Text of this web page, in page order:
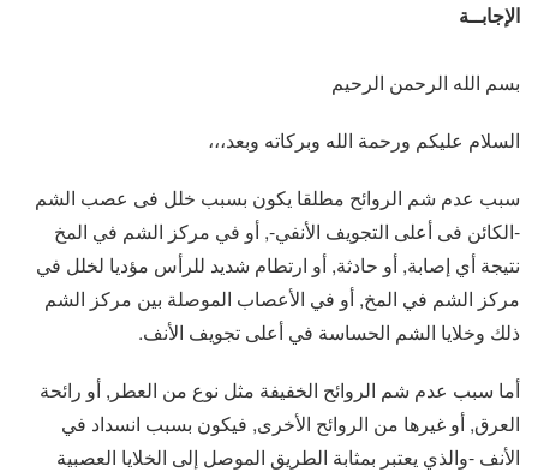
الإجابــة
بسم الله الرحمن الرحيم
السلام عليكم ورحمة الله وبركاته وبعد،،،
سبب عدم شم الروائح مطلقا يكون بسبب خلل فى عصب الشم
-الكائن فى أعلى التجويف الأنفي-, أو في مركز الشم في المخ
نتيجة أي إصابة, أو حادثة, أو ارتطام شديد للرأس مؤديا لخلل في
مركز الشم في المخ, أو في الأعصاب الموصلة بين مركز الشم
ذلك وخلايا الشم الحساسة في أعلى تجويف الأنف.
أما سبب عدم شم الروائح الخفيفة مثل نوع من العطر, أو رائحة
العرق, أو غيرها من الروائح الأخرى, فيكون بسبب انسداد في
الأنف -والذي يعتبر بمثابة الطريق الموصل إلى الخلايا العصبية